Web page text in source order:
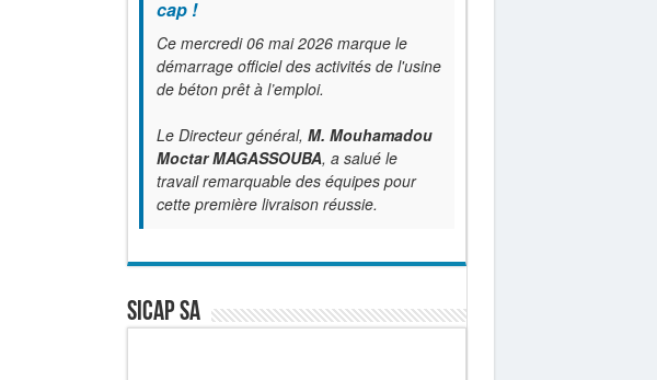
cap !
Ce mercredi 06 mai 2026 marque le
démarrage officiel des activités de l'usine
de béton prêt à l’emploi.
Le Directeur général, M. Mouhamadou
Moctar MAGASSOUBA, a salué le
travail remarquable des équipes pour
cette première livraison réussie.
SICAP SA